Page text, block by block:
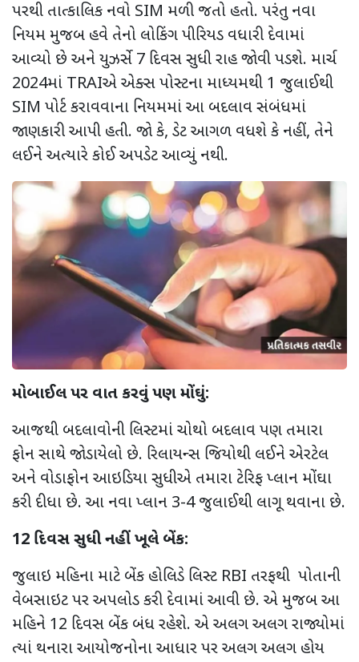
પરથી તાત્કાલિક નવો SIM મળી જતો હતો. પરંતુ નવા
નિયમ મુજબ હવે તેનો લોકિંગ પીરિયડ વધારી દેવામાં
આવ્યો છે અને યુઝર્સે 7 દિવસ સુધી રાહ જોવી પડશે. માર્ચ
2024માં TRAIએ એક્સ પોસ્ટના માધ્યમથી 1 જુલાઈથી
SIM પોર્ટ કરાવવાના નિયમમાં આ બદલાવ સંબંધમાં
જાણકારી આપી હતી. જો કે, ડેટ આગળ વધશે કે નહીં, તેને
લઈને અત્યારે કોઈ અપડેટ આવ્યું નથી.
મોબાઈલ પર વાત કરવું પણ મોંઘું:
આજથી બદલાવોની લિસ્ટમાં ચોથો બદલાવ પણ તમારા
ફોન સાથે જોડાયેલો છે. રિલાયન્સ જિયોથી લઈને એરટેલ
અને વોડાફોન આઇડિયા સુધીએ તમારા ટેરિફ પ્લાન મોંઘા
કરી દીધા છે. આ નવા પ્લાન 3-4 જુલાઈથી લાગૂ થવાના છે.
12 દિવસ સુધી નહીં ખૂલે બેંક:
જુલાઇ મહિના માટે બેંક હોલિડે લિસ્ટ RBI તરફથી પોતાની
વેબસાઇટ પર અપલોડ કરી દેવામાં આવી છે. એ મુજબ આ
મહિને 12 દિવસ બેંક બંધ રહેશે. એ અલગ અલગ રાજ્યોમાં
ત્યાં થનારા આયોજનોના આધાર પર અલગ અલગ હોય